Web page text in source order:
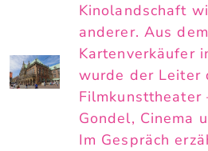
Kinolandschaft
anderer. Aus
Kartenverkäufer
wurde der Leiter
Filmkunsttheater
Gondel, Cinema
Im Gespräch